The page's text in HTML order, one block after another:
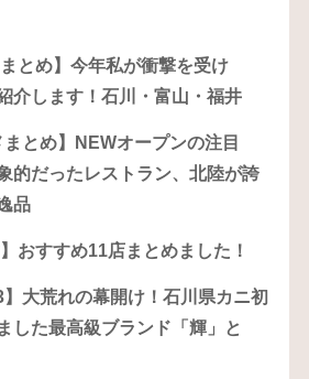
とめ】今年私が衝撃を受け
介します！石川・富山・福井
まとめ】NEWオープンの注目
的だったレストラン、北陸が誇
品
おすすめ11店まとめました！
】大荒れの幕開け！石川県カニ初
した最高級ブランド「輝」と